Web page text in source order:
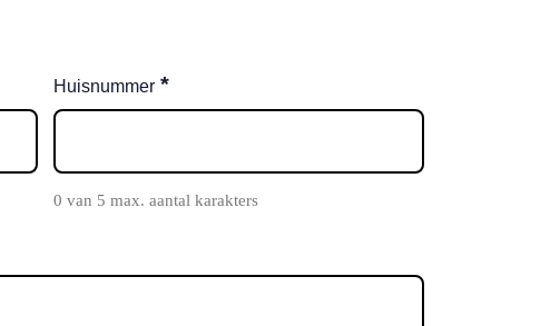
Huisnummer *
0 van 5 max. aantal karakters